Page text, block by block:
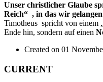
Unser christlicher Glaube
Reich“ , in das wir gelangen
Timotheus spricht von einem
Ende hin, sondern auf einen
Created on 01
CURRENT